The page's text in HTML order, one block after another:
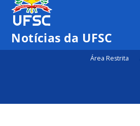
Notícias da UFSC
Área Restrita